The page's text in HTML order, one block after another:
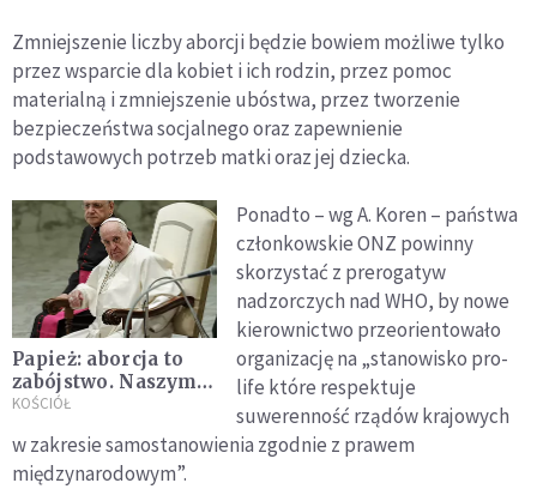
Zmniejszenie liczby aborcji będzie bowiem możliwe tylko
przez wsparcie dla kobiet i ich rodzin, przez pomoc
materialną i zmniejszenie ubóstwa, przez tworzenie
bezpieczeństwa socjalnego oraz zapewnienie
podstawowych potrzeb matki oraz jej dziecka.
Papież: aborcja to
zabójstwo. Naszym
obowiązkiem jest
KOŚCIÓŁ
Ponadto – wg A. Koren – państwa
członkowskie ONZ powinny
skorzystać z prerogatyw
nadzorczych nad WHO, by nowe
kierownictwo przeorientowało
organizację na „stanowisko pro-
life które respektuje
suwerenność rządów krajowych
w zakresie samostanowienia zgodnie z prawem
międzynarodowym”.